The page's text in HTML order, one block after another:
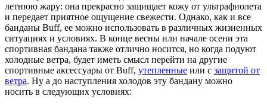
летнюю жару: она прекрасно защищает кожу от ультрафиолета
и передает приятное ощущение свежести. Однако, как и все
банданы Buff, ее можно использовать в различных жизненных
ситуациях и условиях. В конце весны или начале осени эта
спортивная бандана также отлично носится, но когда подуют
холодные ветра, будет иметь смысл перейти на другие
спортивные аксессуары от Buff, утепленные или с защитой от
ветра. Ну а до наступления холодов эту бандану можно
носить в следующих условиях: